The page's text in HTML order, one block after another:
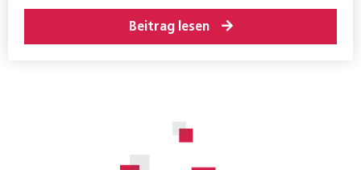
Beitrag lesen